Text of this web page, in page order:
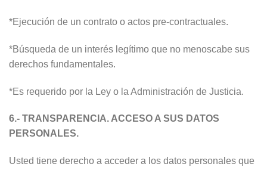
*Ejecución de un contrato o actos pre-contractuales.
*Búsqueda de un interés legítimo que no menoscabe sus
derechos fundamentales.
*Es requerido por la Ley o la Administración de Justicia.
6.- TRANSPARENCIA. ACCESO A SUS DATOS
PERSONALES.
Usted tiene derecho a acceder a los datos personales que